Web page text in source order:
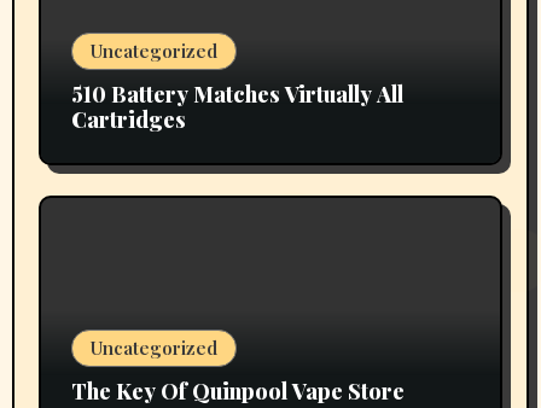
Uncategorized
510 Battery Matches Virtually All
Cartridges
Uncategorized
The Key Of Quinpool Vape Store